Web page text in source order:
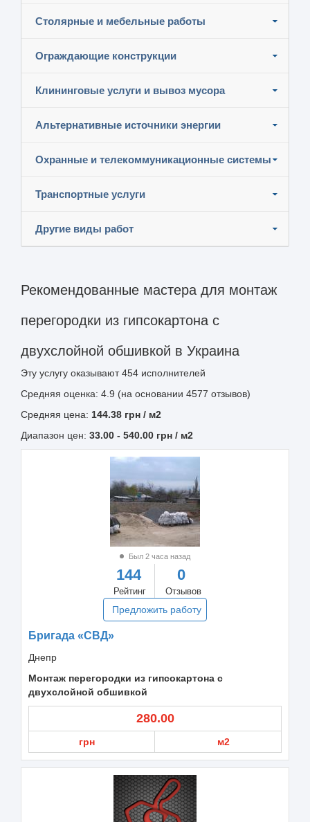
Столярные и мебельные работы
Ограждающие конструкции
Клининговые услуги и вывоз мусора
Альтернативные источники энергии
Охранные и телекоммуникационные системы
Транспортные услуги
Другие виды работ
Рекомендованные мастера для монтаж
перегородки из гипсокартона с
двухслойной обшивкой в Украина
Эту услугу оказывают454 исполнителей
Средняя оценка: 4.9 (на основании 4577 отзывов)
Средняя цена: 144.38 грн / м2
Диапазон цен: 33.00 - 540.00 грн / м2
Был 2 часа назад
144
Рейтинг
0
Отзывов
Предложить работу
Бригада «СВД»
Днепр
Монтаж перегородки из гипсокартона с
двухслойной обшивкой
280.00
грн м2